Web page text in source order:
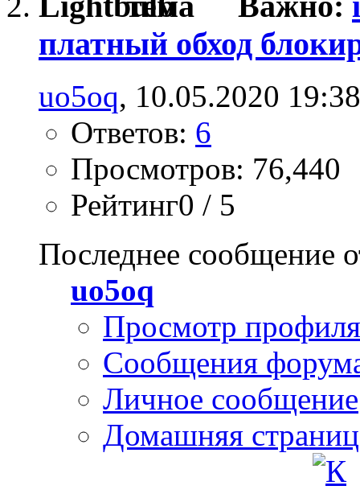
платный обход
uo5oq, 10.05.2020 19:38
Ответов: 6
Просмотров: 76,440
Рейтинг0 / 5
Последнее сообщение
uo5oq
Просмотр профиля
Сообщения
Личное сообщение
Домашняя